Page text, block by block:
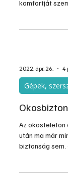
Napelemes
komfortját
elektronikus
2022. ápr. 26. 4
Gépek,
Az okostelefon
biztonság